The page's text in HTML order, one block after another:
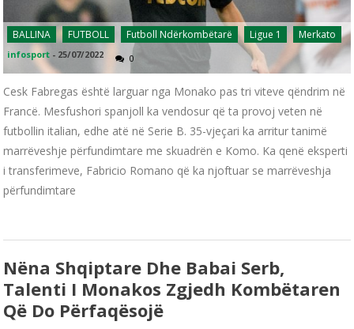
BALLINA FUTBOLL Futboll Ndërkombëtarë Ligue 1 Merkato
infosport - 25/07/2022 0
Cesk Fabregas është larguar nga Monako pas tri viteve qëndrim në
Francë. Mesfushori spanjoll ka vendosur që ta provoj veten në
futbollin italian, edhe atë në Serie B. 35-vjeçari ka arritur tanimë
marrëveshje përfundimtare me skuadrën e Komo. Ka qenë eksperti
i transferimeve, Fabricio Romano që ka njoftuar se marrëveshja
përfundimtare
Nëna Shqiptare Dhe Babai Serb,
Talenti I Monakos Zgjedh Kombëtaren
Që Do Përfaqësojë